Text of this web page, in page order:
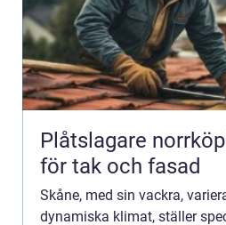
Plåtslagare norrköping
för tak och fasad
Skåne, med sin vackra,
dynamiska klimat, ställer